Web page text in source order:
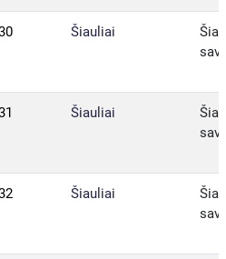
Šiauliai
sav.
Šiauliai
sav.
Šiauliai
sav.